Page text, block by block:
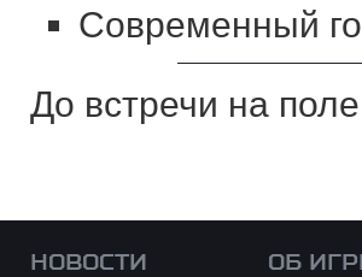
Современный
До встречи на
НОВОСТИ ОБ